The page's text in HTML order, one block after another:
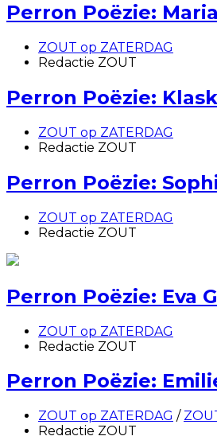
Perron Poëzie:
ZOUT op ZATERDAG
Redactie ZOUT
Perron Poëzie:
ZOUT op ZATERDAG
Redactie ZOUT
Perron Poëzie:
ZOUT op ZATERDAG
Redactie ZOUT
Perron Poëzie: Eva
ZOUT op ZATERDAG
Redactie ZOUT
Perron Poëzie:
ZOUT op ZATERDAG /
Redactie ZOUT